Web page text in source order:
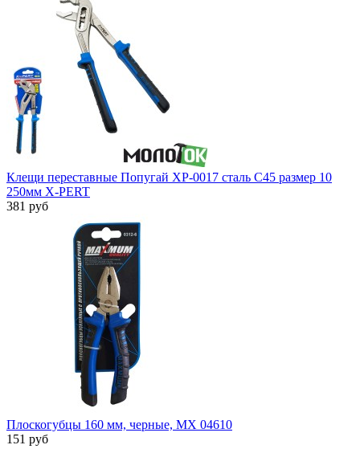
Клещи переставные Попугай XP-0017 сталь С45 размер 10
250мм X-PERT
381 руб
Плоскогубцы 160 мм, черные, MX 04610
151 руб